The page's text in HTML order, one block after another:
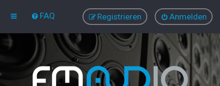
FAQ Anmelden
Registrieren